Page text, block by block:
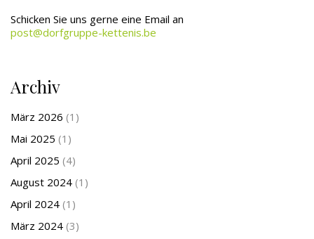
Schicken Sie uns gerne eine Email an
post@dorfgruppe-kettenis.be
Archiv
März 2026 (1)
Mai 2025 (1)
April 2025 (4)
August 2024 (1)
April 2024 (1)
März 2024 (3)